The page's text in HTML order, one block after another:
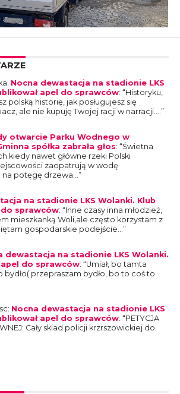
: Nocna dewastacja na stadionie LKS
apel do sprawców: “Historyku,
polską historię, jak posługujesz się
ale nie kupuję Twojej racji w narracji.… ”
otwarcie Parku Wodnego w
spółka zabrała głos: “Świetna
kiedy nawet główne rzeki Polski
zaopatrują w wodę
potęgę drzewa… ”
na stadionie LKS Wolanki. Klub
sprawców: “Inne czasy inna młodzież,
mieszkanką Woli,ale często korzystam z
gospodarskie podejście… ”
dewastacja na stadionie LKS Wolanki.
apel do sprawców: “Umiał, bo tamta
bydło( przepraszam bydło, bo to coś to
: Nocna dewastacja na stadionie LKS
apel do sprawców: “PETYCJA
Cały sklad policji krzrszowickiej do